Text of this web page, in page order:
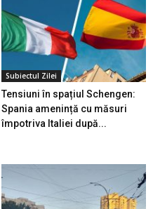
Subiectul Zilei
Tensiuni în spațiul Schengen:
Spania amenință cu măsuri
împotriva Italiei după...